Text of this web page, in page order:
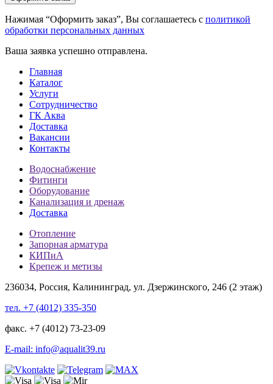
Нажимая “Оформить заказ”, Вы соглашаетесь с политикой
обработки персональных данных
Ваша заявка успешно отправлена.
Главная
Каталог
Услуги
Сотрудничество
ГК Аква
Доставка
Вакансии
Контакты
Водоснабжение
Фитинги
Оборудование
Канализация и дренаж
Доставка
Отопление
Запорная арматура
КИПиА
Крепеж и метизы
236034, Россия, Калининград, ул. Дзержинского, 246 (2 этаж)
тел. +7 (4012) 335-350
факс. +7 (4012) 73-23-09
E-mail: info@aqualit39.ru